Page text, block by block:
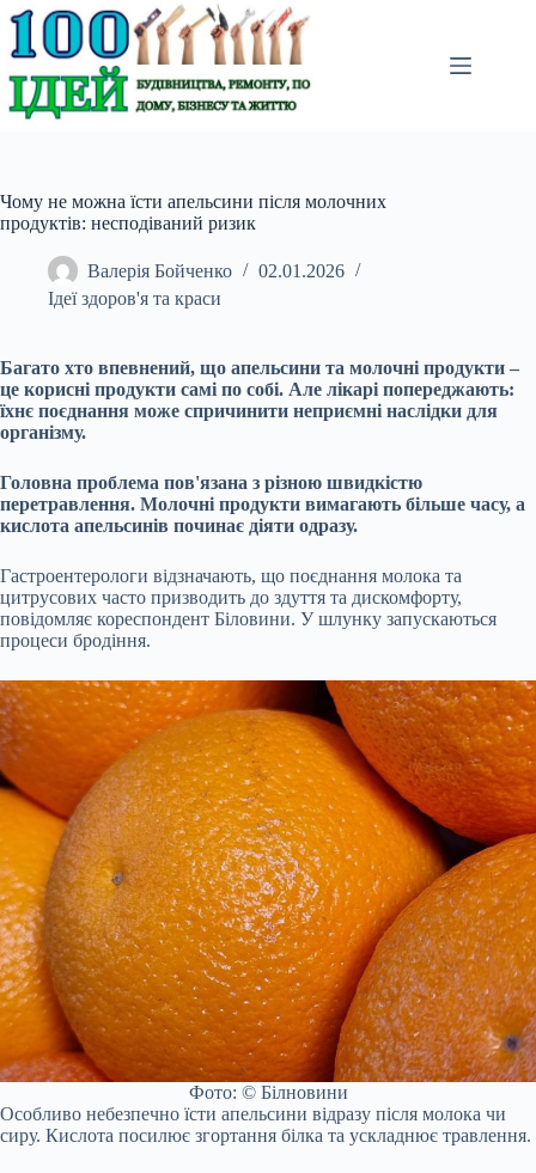
Перейти
до
вмісту
Чому не можна їсти апельсини після молочних
продуктів: несподіваний ризик
Валерія Бойченко
02.01.2026
Ідеї здоров'я та краси
Багато хто впевнений, що апельсини та молочні продукти –
це корисні продукти самі по собі. Але лікарі попереджають:
їхнє поєднання може спричинити неприємні наслідки для
організму.
Головна проблема пов'язана з різною швидкістю
перетравлення. Молочні продукти вимагають більше часу, а
кислота апельсинів починає діяти одразу.
Гастроентерологи відзначають, що поєднання молока та
цитрусових часто призводить до здуття та дискомфорту,
повідомляє кореспондент Біловини. У шлунку запускаються
процеси бродіння.
Фото: © Білновини
Особливо небезпечно їсти апельсини відразу після молока чи
сиру. Кислота посилює згортання білка та ускладнює травлення.